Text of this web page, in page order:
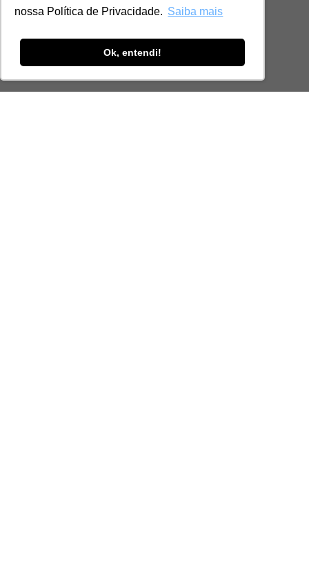
nossa Política de Privacidade. Saiba mais
Ok, entendi!